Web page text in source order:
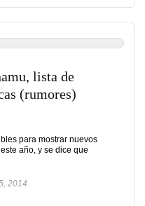
lista de
(rumores)
para mostrar nuevos
año, y se dice que
2014